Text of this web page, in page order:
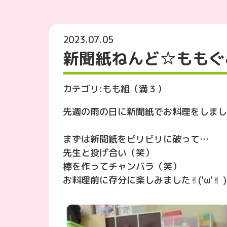
2023.07.05
新聞紙ねんど☆もも
カテゴリ:もも組（満３）
先週の雨の日に新聞紙でお料理をしま
まずは新聞紙をビリビリに破って…
先生と投げ合い（笑）
棒を作ってチャンバラ（笑）
お料理前に存分に楽しみました✌︎('ω'✌︎ )